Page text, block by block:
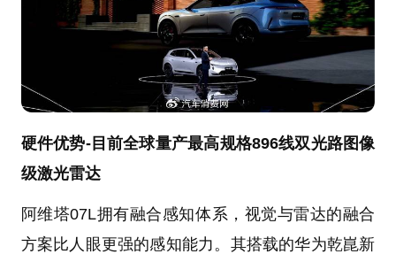
硬件优势-目前全球量产最高规格896线双光路图像
级激光雷达
阿维塔07L拥有融合感知体系，视觉与雷达的融合
方案比人眼更强的感知能力。其搭载的华为乾崑新